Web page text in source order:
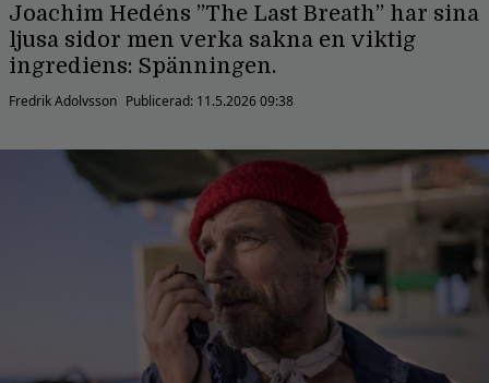
Joachim Hedéns ”The Last Breath” har sina
ljusa sidor men verka sakna en viktig
ingrediens: Spänningen.
Fredrik Adolvsson Publicerad: 11.5.2026 09:38